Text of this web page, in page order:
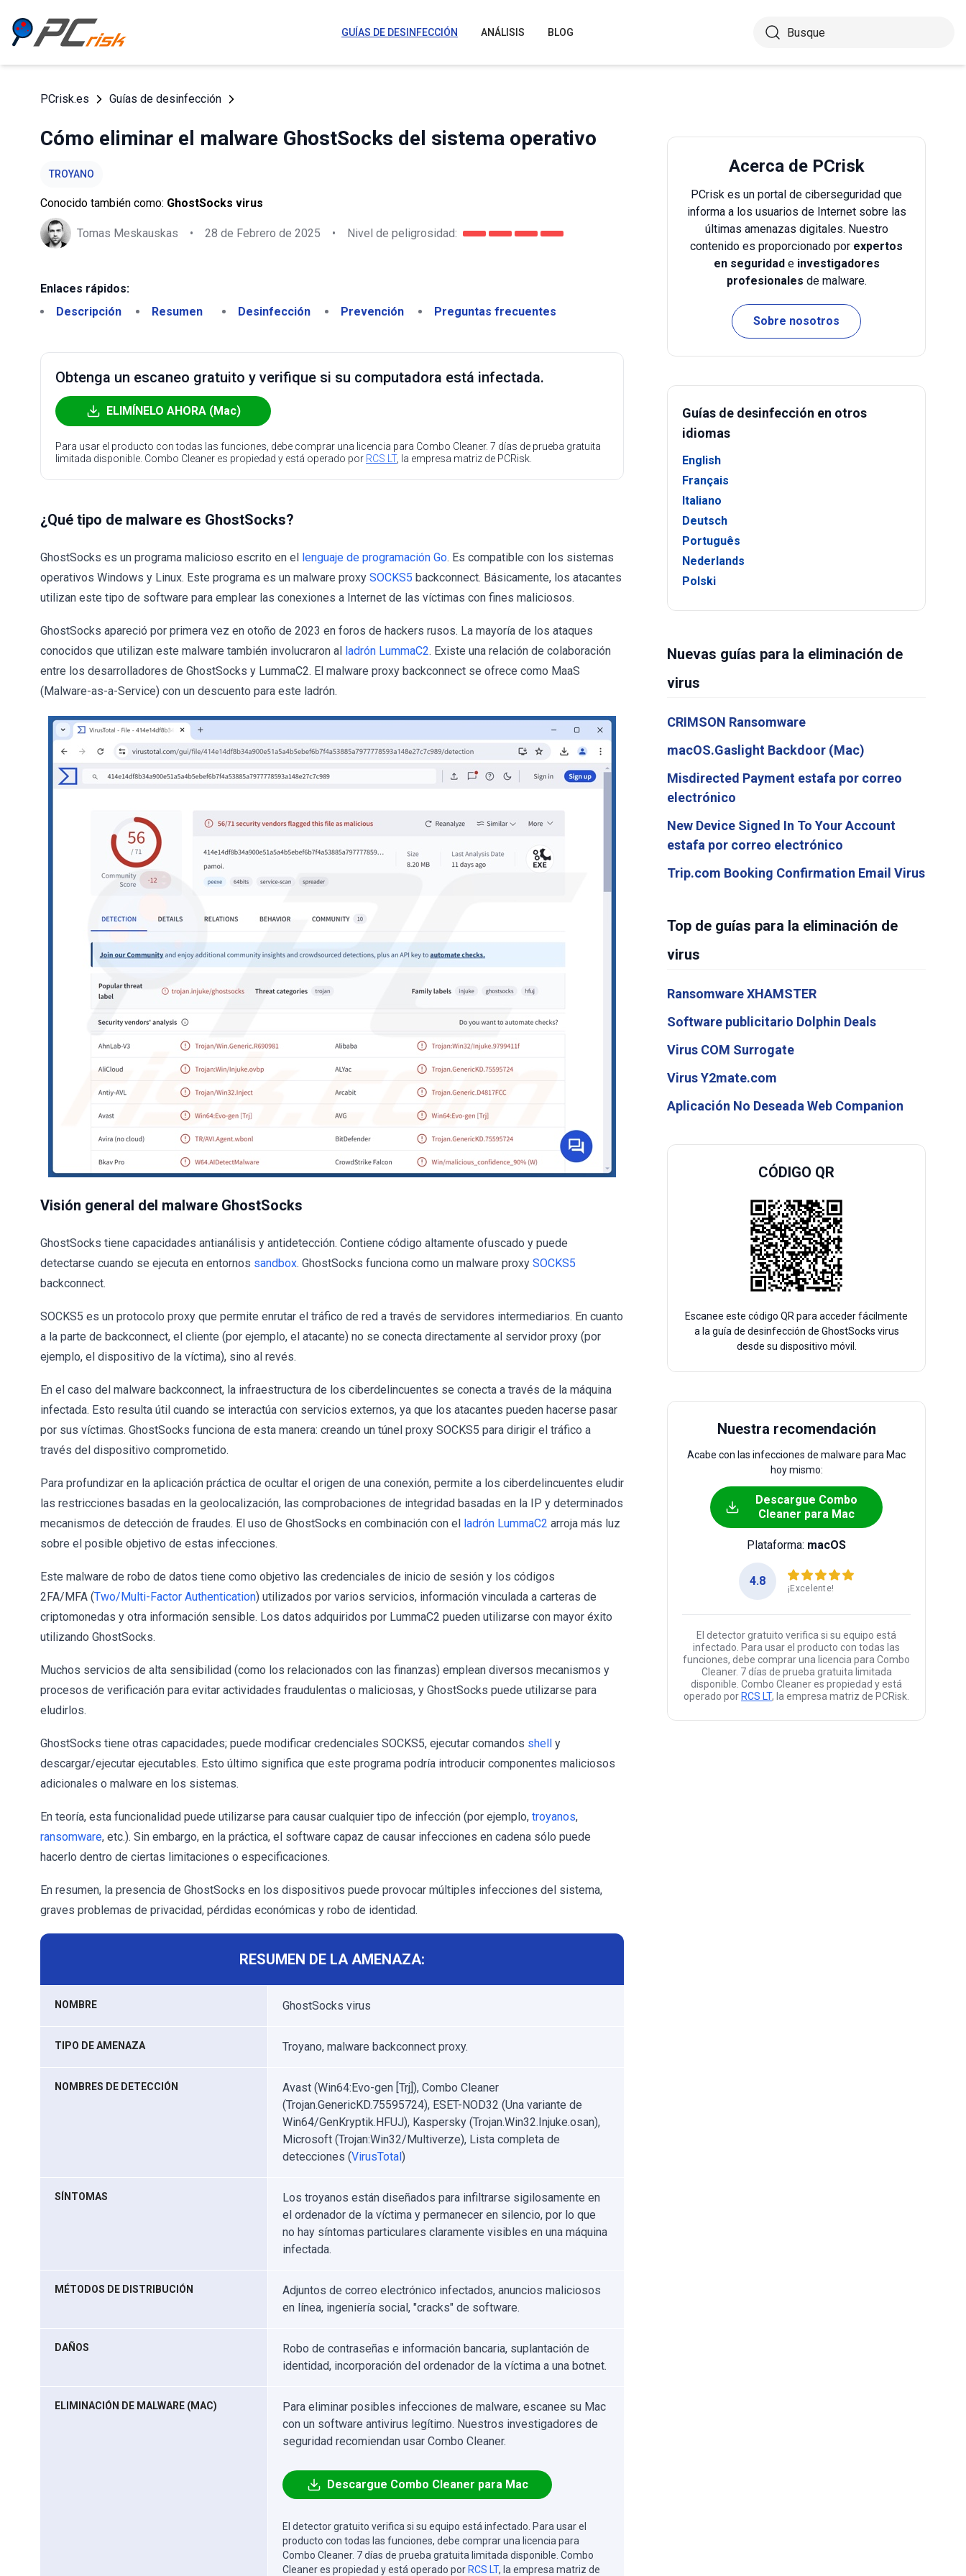
GUÍAS DE DESINFECCIÓN ANÁLISIS BLOG
PCrisk.es Guías de desinfección
Cómo eliminar el malware GhostSocks del sistema operativo
TROYANO
Conocido también como: GhostSocks virus
Tomas Meskauskas • 28 de Febrero de 2025 • Nivel de peligrosidad:
Enlaces rápidos:
Descripción
Resumen Desinfección Prevención Preguntas frecuentes
Obtenga un escaneo gratuito y verifique si su computadora está infectada.
ELIMÍNELO AHORA (Mac)
Para usar el producto con todas las funciones, debe comprar una licencia para Combo Cleaner. 7 días de prueba gratuita
limitada disponible. Combo Cleaner es propiedad y está operado por RCS LT, la empresa matriz de PCRisk.
¿Qué tipo de malware es GhostSocks?
GhostSocks es un programa malicioso escrito en el lenguaje de programación Go. Es compatible con los sistemas
operativos Windows y Linux. Este programa es un malware proxy SOCKS5 backconnect. Básicamente, los atacantes
utilizan este tipo de software para emplear las conexiones a Internet de las víctimas con fines maliciosos.
GhostSocks apareció por primera vez en otoño de 2023 en foros de hackers rusos. La mayoría de los ataques
conocidos que utilizan este malware también involucraron al ladrón LummaC2. Existe una relación de colaboración
entre los desarrolladores de GhostSocks y LummaC2. El malware proxy backconnect se ofrece como MaaS
(Malware-as-a-Service) con un descuento para este ladrón.
Visión general del malware GhostSocks
GhostSocks tiene capacidades antianálisis y antidetección. Contiene código altamente ofuscado y puede
detectarse cuando se ejecuta en entornos sandbox. GhostSocks funciona como un malware proxy SOCKS5
backconnect.
SOCKS5 es un protocolo proxy que permite enrutar el tráfico de red a través de servidores intermediarios. En cuanto
a la parte de backconnect, el cliente (por ejemplo, el atacante) no se conecta directamente al servidor proxy (por
ejemplo, el dispositivo de la víctima), sino al revés.
En el caso del malware backconnect, la infraestructura de los ciberdelincuentes se conecta a través de la máquina
infectada. Esto resulta útil cuando se interactúa con servicios externos, ya que los atacantes pueden hacerse pasar
por sus víctimas. GhostSocks funciona de esta manera: creando un túnel proxy SOCKS5 para dirigir el tráfico a
través del dispositivo comprometido.
Para profundizar en la aplicación práctica de ocultar el origen de una conexión, permite a los ciberdelincuentes eludir
las restricciones basadas en la geolocalización, las comprobaciones de integridad basadas en la IP y determinados
mecanismos de detección de fraudes. El uso de GhostSocks en combinación con el ladrón LummaC2 arroja más luz
sobre el posible objetivo de estas infecciones.
Este malware de robo de datos tiene como objetivo las credenciales de inicio de sesión y los códigos
2FA/MFA (Two/Multi-Factor Authentication) utilizados por varios servicios, información vinculada a carteras de
criptomonedas y otra información sensible. Los datos adquiridos por LummaC2 pueden utilizarse con mayor éxito
utilizando GhostSocks.
Muchos servicios de alta sensibilidad (como los relacionados con las finanzas) emplean diversos mecanismos y
procesos de verificación para evitar actividades fraudulentas o maliciosas, y GhostSocks puede utilizarse para
eludirlos.
GhostSocks tiene otras capacidades; puede modificar credenciales SOCKS5, ejecutar comandos shell y
descargar/ejecutar ejecutables. Esto último significa que este programa podría introducir componentes maliciosos
adicionales o malware en los sistemas.
En teoría, esta funcionalidad puede utilizarse para causar cualquier tipo de infección (por ejemplo, troyanos,
ransomware, etc.). Sin embargo, en la práctica, el software capaz de causar infecciones en cadena sólo puede
hacerlo dentro de ciertas limitaciones o especificaciones.
En resumen, la presencia de GhostSocks en los dispositivos puede provocar múltiples infecciones del sistema,
graves problemas de privacidad, pérdidas económicas y robo de identidad.
RESUMEN DE LA AMENAZA:
NOMBRE GhostSocks virus
TIPO DE AMENAZA Troyano, malware backconnect proxy.
NOMBRES DE DETECCIÓN
Avast (Win64:Evo-gen [Trj]), Combo Cleaner
(Trojan.GenericKD.75595724), ESET-NOD32 (Una variante de
Win64/GenKryptik.HFUJ), Kaspersky (Trojan.Win32.Injuke.osan),
Microsoft (Trojan:Win32/Multiverze), Lista completa de
detecciones (VirusTotal)
SÍNTOMAS
Los troyanos están diseñados para infiltrarse sigilosamente en
el ordenador de la víctima y permanecer en silencio, por lo que
no hay síntomas particulares claramente visibles en una máquina
infectada.
MÉTODOS DE DISTRIBUCIÓN
Adjuntos de correo electrónico infectados, anuncios maliciosos
en línea, ingeniería social, "cracks" de software.
DAÑOS
Robo de contraseñas e información bancaria, suplantación de
identidad, incorporación del ordenador de la víctima a una botnet.
ELIMINACIÓN DE MALWARE (MAC)
Para eliminar posibles infecciones de malware, escanee su Mac
con un software antivirus legítimo. Nuestros investigadores de
seguridad recomiendan usar Combo Cleaner.
Descargue Combo Cleaner para Mac
El detector gratuito verifica si su equipo está infectado. Para usar el
producto con todas las funciones, debe comprar una licencia para
Combo Cleaner. 7 días de prueba gratuita limitada disponible. Combo
Cleaner es propiedad y está operado por RCS LT, la empresa matriz de
Acerca de PCrisk
PCrisk es un portal de ciberseguridad que
informa a los usuarios de Internet sobre las
últimas amenazas digitales. Nuestro
contenido es proporcionado por expertos
en seguridade investigadores
profesionales de malware.
Sobre nosotros
Guías de desinfección en otros
idiomas
English
Français
Italiano
Deutsch
Português
Nederlands
Polski
Nuevas guías para la eliminación de
virus
CRIMSON Ransomware
macOS.Gaslight Backdoor (Mac)
Misdirected Payment estafa por correo
electrónico
New Device Signed In To Your Account
estafa por correo electrónico
Trip.com Booking Confirmation Email Virus
Top de guías para la eliminación de
virus
Ransomware XHAMSTER
Software publicitario Dolphin Deals
Virus COM Surrogate
Virus Y2mate.com
Aplicación No Deseada Web Companion
CÓDIGO QR
Escanee este código QR para acceder fácilmente
a la guía de desinfección de GhostSocks virus
desde su dispositivo móvil.
Nuestra recomendación
Acabe con las infecciones de malware para Mac
hoy mismo:
Descargue Combo
Cleaner para Mac
Plataforma: macOS
4.8
¡Excelente!
El detector gratuito verifica si su equipo está
infectado. Para usar el producto con todas las
funciones, debe comprar una licencia para Combo
Cleaner. 7 días de prueba gratuita limitada
disponible. Combo Cleaner es propiedad y está
operado por RCS LT, la empresa matriz de PCRisk.